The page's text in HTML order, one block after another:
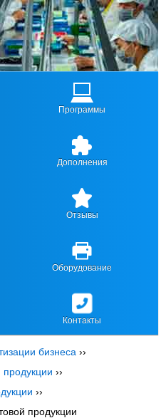
Программы
Дополнения
Отзывы
Оборудование
Контакты
бизнеса ››
продукции ››
››
продукции